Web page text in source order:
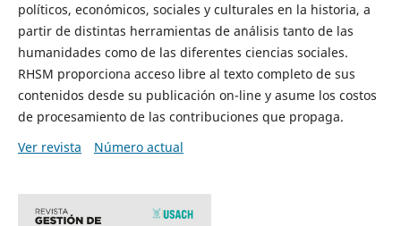
políticos, económicos, sociales y culturales en la historia, a
partir de distintas herramientas de análisis tanto de las
humanidades como de las diferentes ciencias sociales.
RHSM proporciona acceso libre al texto completo de sus
contenidos desde su publicación on-line y asume los costos
de procesamiento de las contribuciones que propaga.
Ver revista
Número actual